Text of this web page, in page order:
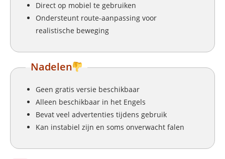
Direct op mobiel te gebruiken
Ondersteunt route-aanpassing voor
realistische beweging
Nadelen
Geen gratis versie beschikbaar
Alleen beschikbaar in het Engels
Bevat veel advertenties tijdens gebruik
Kan instabiel zijn en soms onverwacht falen